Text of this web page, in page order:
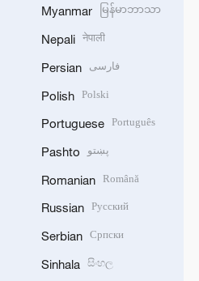
Myanmar မြန်မာဘာသာ
Nepali नेपाली
Persian فارسی
Polish Polski
Portuguese Português
Pashto پښتو
Romanian Română
Russian Русский
Serbian Српски
Sinhala සිංහල